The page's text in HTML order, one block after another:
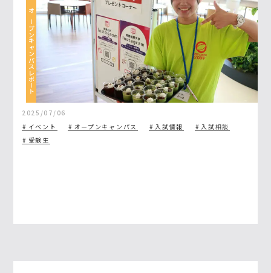
オープンキャンパスレポート
2025/07/06
イベント
オープンキャンパス 入試情報
入試相談
受験生